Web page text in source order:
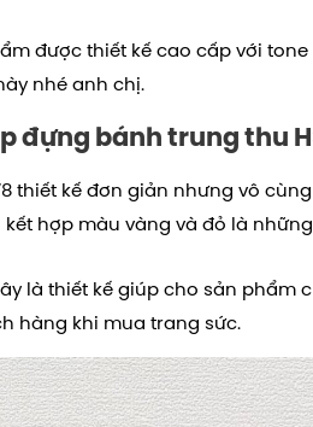
được thiết kế cao cấp với
nhé anh chị.
đựng bánh trung thu
thiết kế đơn giản nhưng vô
hợp màu vàng và đỏ là
là thiết kế giúp cho sản
hàng khi mua trang sức.